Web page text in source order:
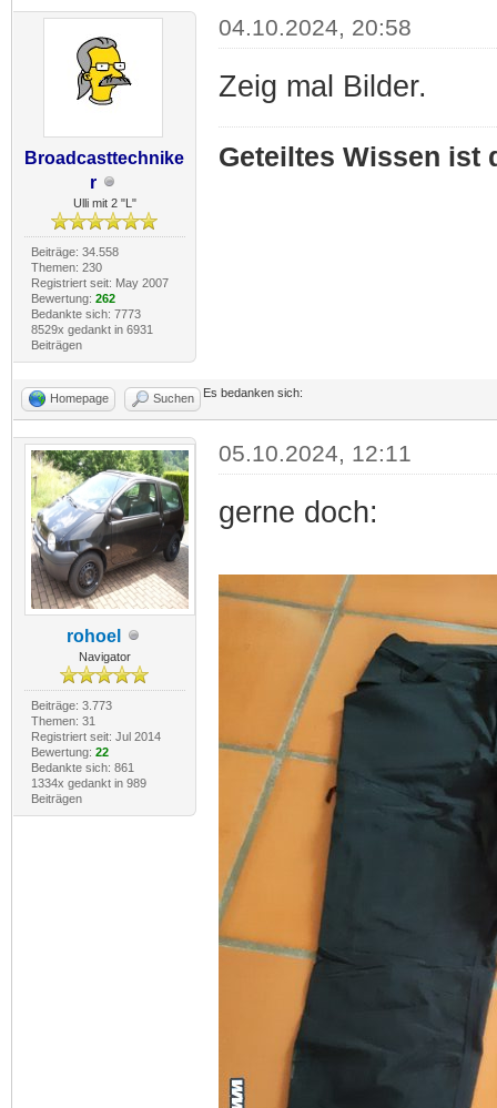
Broadcasttechnike
r
Ulli mit 2 "L"
Beiträge: 34.558
Themen: 230
Registriert seit: May 2007
Bewertung: 262
Bedankte sich: 7773
8529x gedankt in 6931
Beiträgen
04.10.2024, 20:58
Zeig mal Bilder.
Geteiltes Wissen ist
Homepage Suchen Es bedanken sich:
rohoel
Navigator
Beiträge: 3.773
Themen: 31
Registriert seit: Jul 2014
Bewertung: 22
Bedankte sich: 861
1334x gedankt in 989
Beiträgen
05.10.2024, 12:11
gerne doch: